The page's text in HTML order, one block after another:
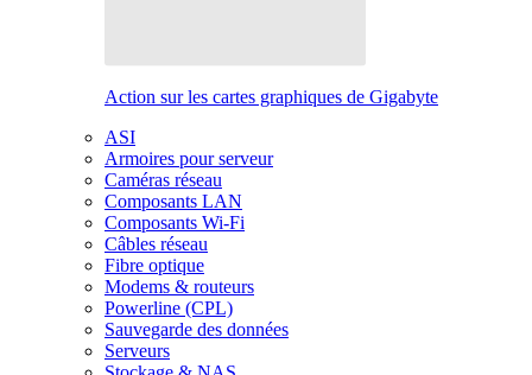
Action sur les cartes graphiques de Gigabyte
ASI
Armoires pour serveur
Caméras réseau
Composants LAN
Composants Wi-Fi
Câbles réseau
Fibre optique
Modems & routeurs
Powerline (CPL)
Sauvegarde des données
Serveurs